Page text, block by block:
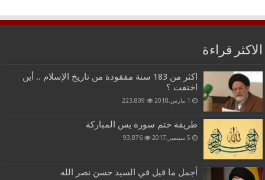
الاكثر قراءة
اكثر من 183 سنة مفقودة من تاريخ الإسلام .. أين
اختفت ؟
1 مارس,2018 223,809
طريقة ختم سورة يس المباركة
5 سبتمبر,2017 93,876
أجمل ما قيل في السيد حسن نصر الله